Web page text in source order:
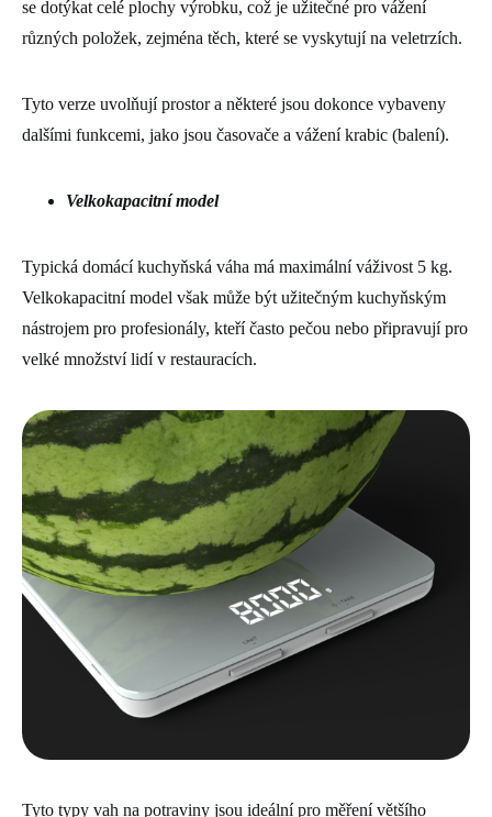
se dotýkat celé plochy výrobku, což je užitečné pro vážení
různých položek, zejména těch, které se vyskytují na veletrzích.
Tyto verze uvolňují prostor a některé jsou dokonce vybaveny
dalšími funkcemi, jako jsou časovače a vážení krabic (balení).
Velkokapacitní model
Typická domácí kuchyňská váha má maximální váživost 5 kg.
Velkokapacitní model však může být užitečným kuchyňským
nástrojem pro profesionály, kteří často pečou nebo připravují pro
velké množství lidí v restauracích.
Tyto typy vah na potraviny jsou ideální pro měření většího